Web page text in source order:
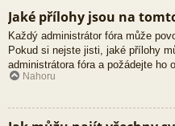
Jaké přílohy jsou na
Každý administrátor fóra může
Pokud si nejste jisti, jaké přílohy
administrátora fóra a požádejte ho
Nahoru